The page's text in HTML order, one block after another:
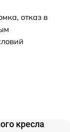
отказ в
кресла